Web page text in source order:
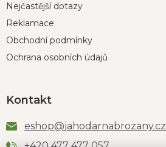
Nejčastější dotazy
Reklamace
Obchodní podmínky
Ochrana osobních údajů
Kontakt
eshop@jahodarnabrozany.cz